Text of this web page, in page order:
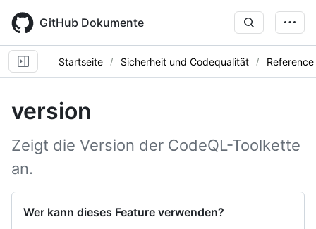
main
content
GitHub Dokumente
Startseite Sicherheit und Codequalität Reference
version
Zeigt die Version der CodeQL-Toolkette
an.
Wer kann dieses Feature verwenden?